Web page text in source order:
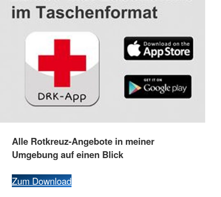
Alle Rotkreuz-Angebote in meiner
Umgebung aufeinen Blick
Zum Download